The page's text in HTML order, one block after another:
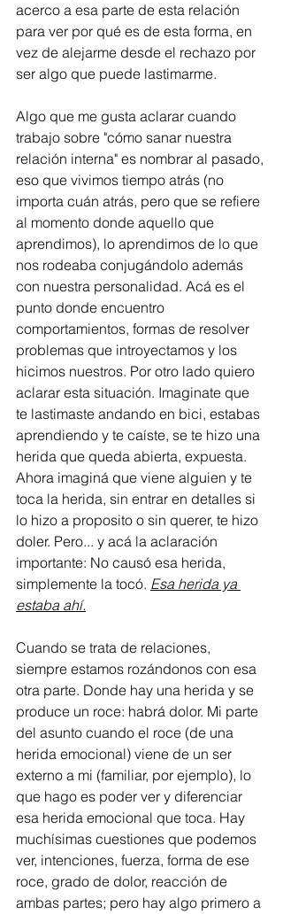
acerco a esa parte de esta relación
para ver por qué es de esta forma, en
vez de alejarme desde el rechazo por
ser algo que puede lastimarme.
Algo que me gusta aclarar cuando
trabajo sobre "cómo sanar nuestra
relación interna" es nombrar al pasado,
eso que vivimos tiempo atrás (no
importa cuán atrás, pero que se refiere
al momento donde aquello que
aprendimos), lo aprendimos de lo que
nos rodeaba conjugándolo además
con nuestra personalidad. Acá es el
punto donde encuentro
comportamientos, formas de resolver
problemas que introyectamos y los
hicimos nuestros. Por otro lado quiero
aclarar esta situación. Imaginate que
te lastimaste andando en bici, estabas
aprendiendo y te caíste, se te hizo una
herida que queda abierta, expuesta.
Ahora imaginá que viene alguien y te
toca la herida, sin entrar en detalles si
lo hizo a proposito o sin querer, te hizo
doler. Pero... y acá la aclaración
importante: No causó esa herida,
simplemente la tocó. Esa herida ya
estaba ahí.
Cuando se trata de relaciones,
siempre estamos rozándonos con esa
otra parte. Donde hay una herida y se
produce un roce: habrá dolor. Mi parte
del asunto cuando el roce (de una
herida emocional) viene de un ser
externo a mi (familiar, por ejemplo), lo
que hago es poder ver y diferenciar
esa herida emocional que toca. Hay
muchísimas cuestiones que podemos
ver, intenciones, fuerza, forma de ese
roce, grado de dolor, reacción de
ambas partes; pero hay algo primero a